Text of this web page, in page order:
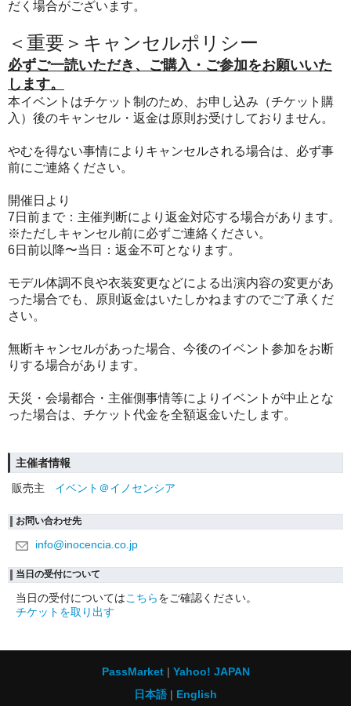
だく場合がございます。
＜重要＞キャンセルポリシー
必ずご一読いただき、ご購入・ご参加をお願いいた
します。
本イベントはチケット制のため、お申し込み（チケット購
入）後のキャンセル・返金は原則お受けしておりません。
やむを得ない事情によりキャンセルされる場合は、必ず事
前にご連絡ください。
開催日より
7日前まで：主催判断により返金対応する場合があります。
※ただしキャンセル前に必ずご連絡ください。
6日前以降〜当日：返金不可となります。
モデル体調不良や衣装変更などによる出演内容の変更があ
った場合でも、原則返金はいたしかねますのでご了承くだ
さい。
無断キャンセルがあった場合、今後のイベント参加をお断
りする場合があります。
天災・会場都合・主催側事情等によりイベントが中止とな
った場合は、チケット代金を全額返金いたします。
主催者情報
販売主
イベント＠イノセンシア
お問い合わせ先
info@inocencia.co.jp
当日の受付について
当日の受付についてはこちらをご確認ください。
チケットを取り出す
PassMarket
Yahoo! JAPAN
日本語
English